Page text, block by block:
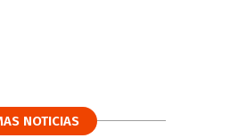
NOTICIAS